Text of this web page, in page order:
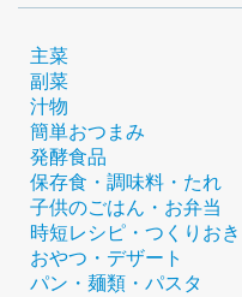
主菜
副菜
汁物
簡単おつまみ
発酵食品
保存食・調味料・たれ
子供のごはん・お弁当
時短レシピ・つくりおき
おやつ・デザート
パン・麺類・パスタ